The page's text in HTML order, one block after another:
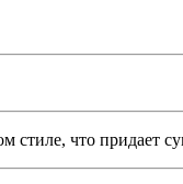
стиле, что придает